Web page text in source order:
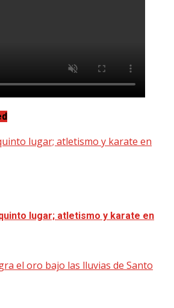
lugar; atletismo y karate en
lugar; atletismo y karate en
el oro bajo las lluvias de Santo